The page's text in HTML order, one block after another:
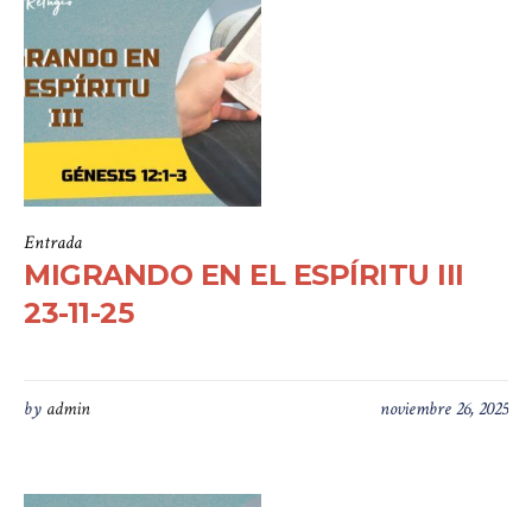
Entrada
MIGRANDO EN EL ESPÍRITU III
23-11-25
noviembre 26, 2025
by admin